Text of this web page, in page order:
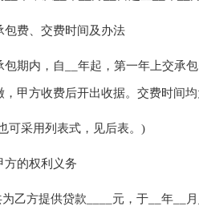
费、交费时间及办法
内，自__年起，第一年上交承
，甲方收费后开出收据。交费时间均
采用列表式，见后表。)
的权利义务
方提供贷款____元，于__年__月